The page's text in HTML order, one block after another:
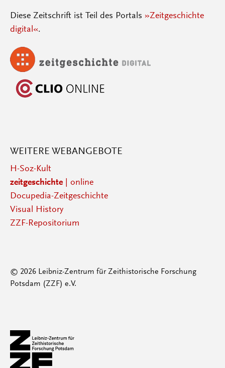
Diese Zeitschrift ist Teil des Portals »Zeitgeschichte
digital«.
WEITERE WEBANGEBOTE
H-Soz-Kult
zeitgeschichte| online
Docupedia-Zeitgeschichte
Visual History
ZZF-Repositorium
© 2026 Leibniz-Zentrum für Zeithistorische Forschung
Potsdam (ZZF) e.V.